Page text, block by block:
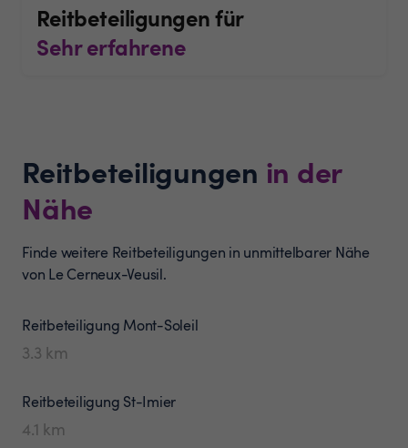
Reitbeteiligungen für
Sehr erfahrene
Reitbeteiligungen in der
Nähe
Finde weitere Reitbeteiligungen in unmittelbarer Nähe
von Le Cerneux-Veusil.
Reitbeteiligung Mont-Soleil
3.3 km
Reitbeteiligung St-Imier
4.1 km